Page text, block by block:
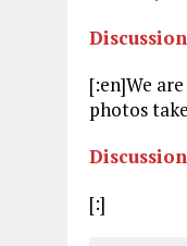
Discussion
[:en]We
photos
Discussion
[:]